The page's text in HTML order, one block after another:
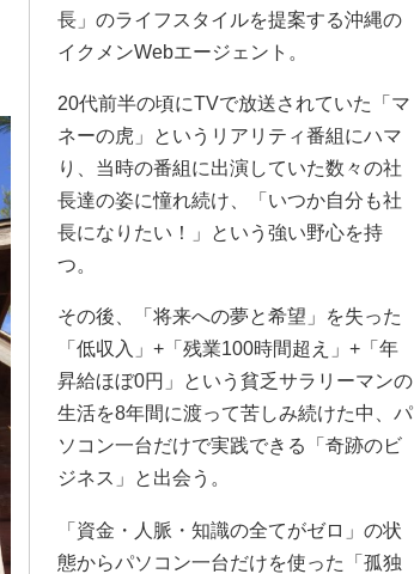
長」のライフスタイルを提案する沖縄の
イクメンWebエージェント。
20代前半の頃にTVで放送されていた「マ
ネーの虎」というリアリティ番組にハマ
り、当時の番組に出演していた数々の社
長達の姿に憧れ続け、「いつか自分も社
長になりたい！」という強い野心を持
つ。
その後、「将来への夢と希望」を失った
「低収入」+「残業100時間超え」+「年
昇給ほぼ0円」という貧乏サラリーマンの
生活を8年間に渡って苦しみ続けた中、パ
ソコン一台だけで実践できる「奇跡のビ
ジネス」と出会う。
「資金・人脈・知識の全てがゼロ」の状
態からパソコン一台だけを使った「孤独